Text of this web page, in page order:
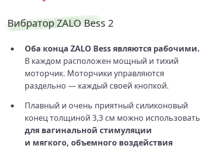
Вибратор ZALO Bess 2
Оба конца ZALO Bess являются рабочими.
В каждом расположен мощный и тихий
моторчик. Моторчики управляются
раздельно — каждый своей кнопкой.
Плавный и очень приятный силиконовый
конец толщиной 3,3 см можно использовать
для вагинальной стимуляции
и мягкого, объемного воздействия